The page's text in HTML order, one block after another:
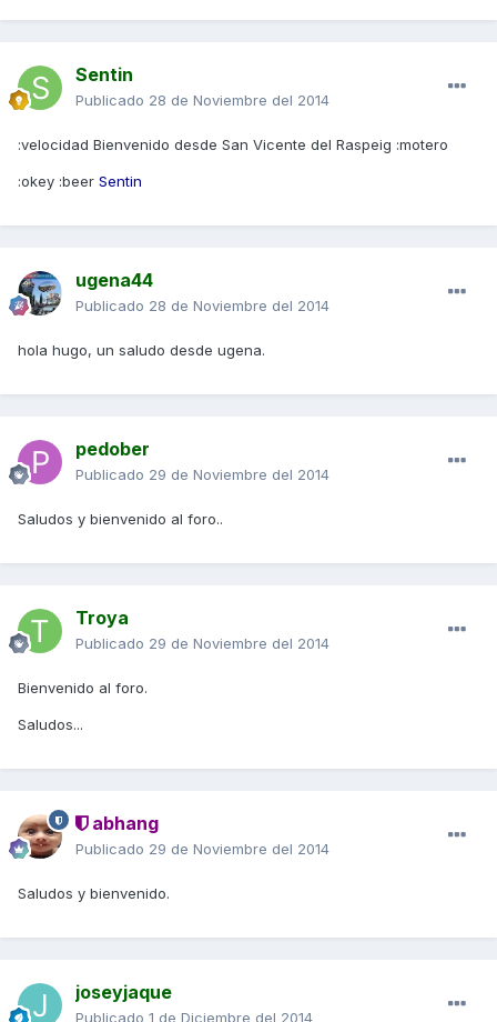
Sentin
Publicado 28 de Noviembre del 2014
:velocidad Bienvenido desde San Vicente del Raspeig :motero
:okey :beer Sentin
ugena44
Publicado 28 de Noviembre del 2014
hola hugo, un saludo desde ugena.
pedober
Publicado 29 de Noviembre del 2014
Saludos y bienvenido al foro..
Troya
Publicado 29 de Noviembre del 2014
Bienvenido al foro.
Saludos...
abhang
Publicado 29 de Noviembre del 2014
Saludos y bienvenido.
joseyjaque
Publicado 1 de Diciembre del 2014